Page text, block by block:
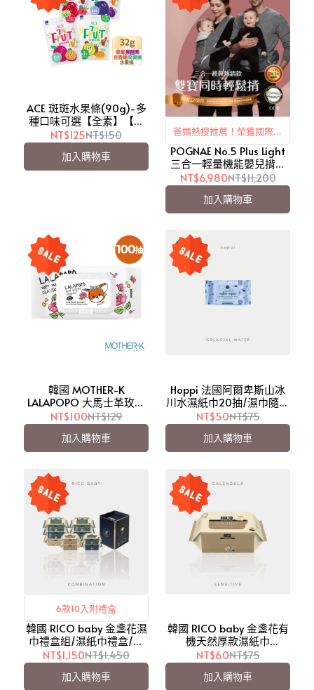
ACE 斑斑水果條(90g)-多
種口味可選【全素】【愛
吾兒】
NT$125NT$150
加入購物車
爸媽熱搜推薦！榮獲國際髖
關節協會認證！
POGNAE No.5 Plus Light
三合一輕量機能嬰兒揹巾
【愛吾兒】
NT$6,980NT$11,200
加入購物車
韓國 MOTHER-K
LALAPOPO 大馬士革玫瑰
絲柔濕紙巾100抽(掀蓋
款)/單包【愛吾兒】
NT$100NT$129
加入購物車
Hoppi 法國阿爾卑斯山冰
川水濕紙巾20抽/濕巾隨身
包【愛吾兒】
NT$50NT$75
加入購物車
6款10入附禮盒
韓國 RICO baby 金盞花濕
巾禮盒組/濕紙巾禮盒/送
禮【愛吾兒】
NT$1,150NT$1,450
加入購物車
韓國 RICO baby 金盞花有
機天然厚款濕紙巾
Sensitive 20抽/濕巾隨身
包【愛吾兒】
NT$60NT$75
加入購物車